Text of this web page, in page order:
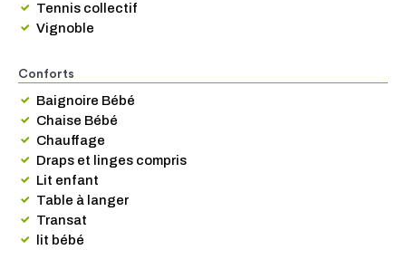
Tennis collectif
Vignoble
Conforts
Baignoire Bébé
Chaise Bébé
Chauffage
Draps et linges compris
Lit enfant
Table à langer
Transat
lit bébé